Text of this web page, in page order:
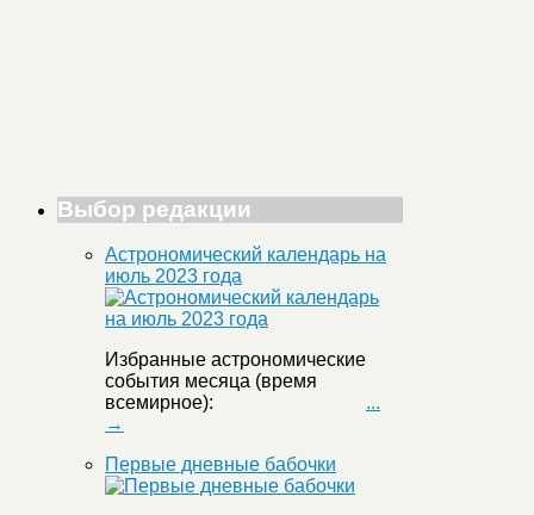
Выбор редакции
Астрономический календарь на
июль 2023 года
Избранные астрономические
события месяца (время
всемирное): ...
→
Первые дневные бабочки